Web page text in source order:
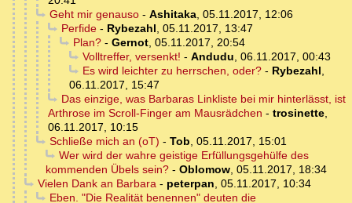
Geht mir genauso- Ashitaka, 05.11.2017, 12:06
Perfide- Rybezahl, 05.11.2017, 13:47
Plan?- Gernot, 05.11.2017, 20:54
Volltreffer, versenkt! - Andudu, 06.11.2017, 00:43
Es wird leichter zu herrschen, oder?- Rybezahl,
06.11.2017, 15:47
Das einzige, was Barbaras Linkliste bei mir hinterlässt, ist
Arthrose im Scroll-Finger am Mausrädchen - trosinette,
06.11.2017, 10:15
Schließe mich an (oT) - Tob, 05.11.2017, 15:01
Wer wird der wahre geistige Erfüllungsgehülfe des
kommenden Übels sein? - Oblomow, 05.11.2017, 18:34
Vielen Dank an Barbara- peterpan, 05.11.2017, 10:34
Eben. "Die Realität benennen" deuten die